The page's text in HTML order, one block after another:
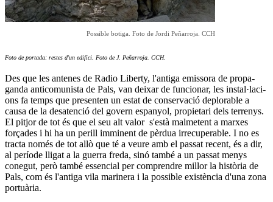
Possible botiga. Foto de Jordi Peñarroja. CCH
Foto de portada: restes d'un edifici. Foto de J. Peñarroja. CCH.
Des que les ante­nes de Radio Liberty, l'antiga emis­sora de pro­pa­
ganda anti­co­mu­nista de Pals, van dei­xar de fun­ci­o­nar, les ins­tal·laci­
ons fa temps que pre­sen­ten un estat de con­ser­vació deplo­ra­ble a
causa de la desa­tenció del govern espa­nyol, pro­pi­e­tari dels ter­renys.
El pit­jor de tot és que el seu alt valor s'està mal­me­tent a mar­xes
forçades i hi ha un perill immi­nent de pèrdua irre­cu­pe­ra­ble. I no es
tracta només de tot allò que té a veure amb el pas­sat recent, és a dir,
al període lli­gat a la guerra freda, sinó també a un pas­sat menys
cone­gut, però també essen­cial per com­pren­dre millor la història de
Pals, com és l'antiga vila mari­nera i la pos­si­ble existència d'una zona
portuària.